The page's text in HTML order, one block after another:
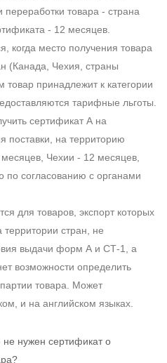
переработки товара - страна
- 12 месяцев.
когда место получения товара
(Канада, Чехия, страны
принадлежит к категории
тарифные льготы.
сертификат А на
поставки, на территорию
Чехии - 12 месяцев,
по согласованию с органами
для товаров, экспорт которых
территории стран, не
выдачи форм А и СТ-1, а
возможности определить
товара. Может
и на английском языках.
нужен сертификат о